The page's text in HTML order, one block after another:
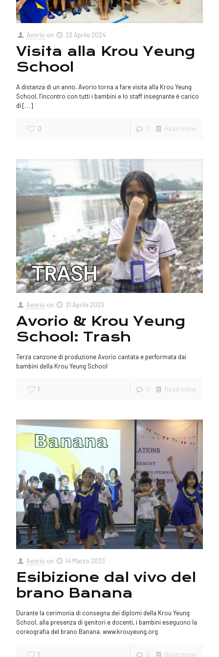
Avorio on 22 Aprile 2024
Visita alla Krou Yeung
School
A distanza di un anno, Avorio torna a fare visita alla Krou Yeung
School, l’incontro con tutti i bambini e lo staff insegnante è carico
di […]
0 0 Read more
Avorio on 21 Aprile 2023
Avorio & Krou Yeung
School: Trash
Terza canzone di produzione Avorio cantata e performata dai
bambini della Krou Yeung School
1 0 Read more
Avorio on 14 Marzo 2023
Esibizione dal vivo del
brano Banana
Durante la cerimonia di consegna dei diplomi della Krou Yeung
School, alla presenza di genitori e docenti, i bambini eseguono la
coreografia del brano Banana. www.krouyeung.org
1 0 Read more